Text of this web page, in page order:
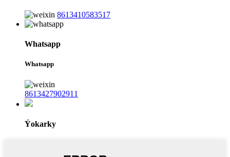
8613410583517
Whatsapp
Whatsapp
8613427902911
Ýokarky